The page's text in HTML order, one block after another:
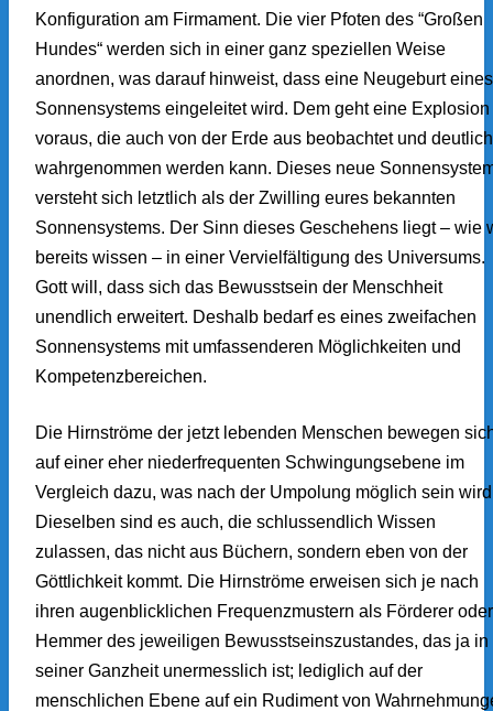
Konfiguration am Firmament. Die vier Pfoten des “Großen
Hundes“ werden sich in einer ganz speziellen Weise
anordnen, was darauf hinweist, dass eine Neugeburt eines
Sonnensystems eingeleitet wird. Dem geht eine Explosion
voraus, die auch von der Erde aus beobachtet und deutlich
wahrgenommen werden kann. Dieses neue
versteht sich letztlich als der Zwilling eures bekannten
Sonnensystems. Der Sinn dieses Geschehens liegt – wie
bereits wissen – in einer Vervielfältigung des Universums.
Gott will, dass sich das Bewusstsein der Menschheit
unendlich erweitert. Deshalb bedarf es eines zweifachen
Sonnensystems mit umfassenderen Möglichkeiten und
Kompetenzbereichen.
Die Hirnströme der jetzt lebenden Menschen bewegen
auf einer eher niederfrequenten Schwingungsebene im
Vergleich dazu, was nach der Umpolung möglich sein
Dieselben sind es auch, die schlussendlich Wissen
zulassen, das nicht aus Büchern, sondern eben von der
Göttlichkeit kommt. Die Hirnströme erweisen sich je nach
ihren augenblicklichen Frequenzmustern als Förderer oder
Hemmer des jeweiligen Bewusstseinszustandes, das ja in
seiner Ganzheit unermesslich ist; lediglich auf der
menschlichen Ebene auf ein Rudiment von